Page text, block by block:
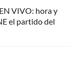
VIVO: hora y
el partido del